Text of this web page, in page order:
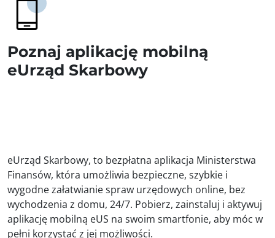
Poznaj aplikację mobilną
eUrząd Skarbowy
eUrząd Skarbowy, to bezpłatna aplikacja Ministerstwa
Finansów, która umożliwia bezpieczne, szybkie i
wygodne załatwianie spraw urzędowych online, bez
wychodzenia z domu, 24/7. Pobierz, zainstaluj i aktywuj
aplikację mobilną eUS na swoim smartfonie, aby móc w
pełni korzystać z jej możliwości.